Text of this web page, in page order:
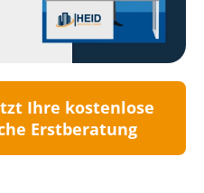
Ihre kostenlose
Erstberatung